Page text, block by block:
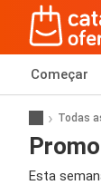
Começar
Todas
Esta